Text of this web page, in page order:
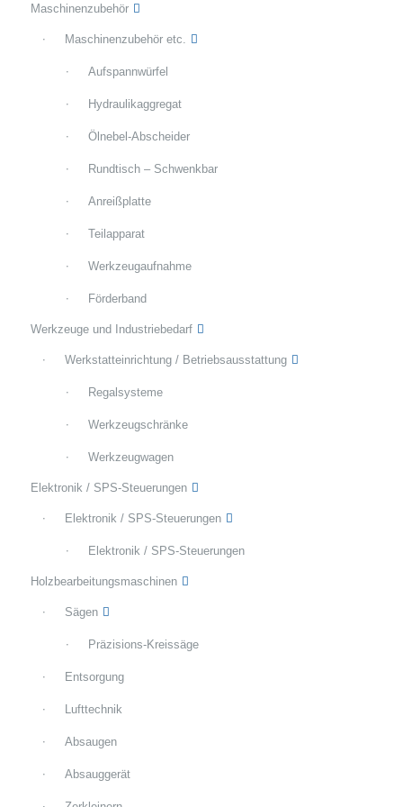
Maschinenzubehör
Maschinenzubehör etc.
Aufspannwürfel
Hydraulikaggregat
Ölnebel-Abscheider
Rundtisch – Schwenkbar
Anreißplatte
Teilapparat
Werkzeugaufnahme
Förderband
Werkzeuge und Industriebedarf
Werkstatteinrichtung / Betriebsausstattung
Regalsysteme
Werkzeugschränke
Werkzeugwagen
Elektronik / SPS-Steuerungen
Elektronik / SPS-Steuerungen
Elektronik / SPS-Steuerungen
Holzbearbeitungsmaschinen
Sägen
Präzisions-Kreissäge
Entsorgung
Lufttechnik
Absaugen
Absauggerät